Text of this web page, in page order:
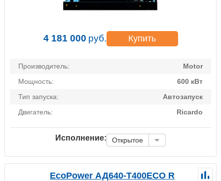
4 181 000 руб. Купить
Производитель:
Motor
Мощность:
600 кВт
Тип запуска:
Автозапуск
Двигатель:
Ricardo
Исполнение: Открытое
EcoPower АД640-T400ECO R